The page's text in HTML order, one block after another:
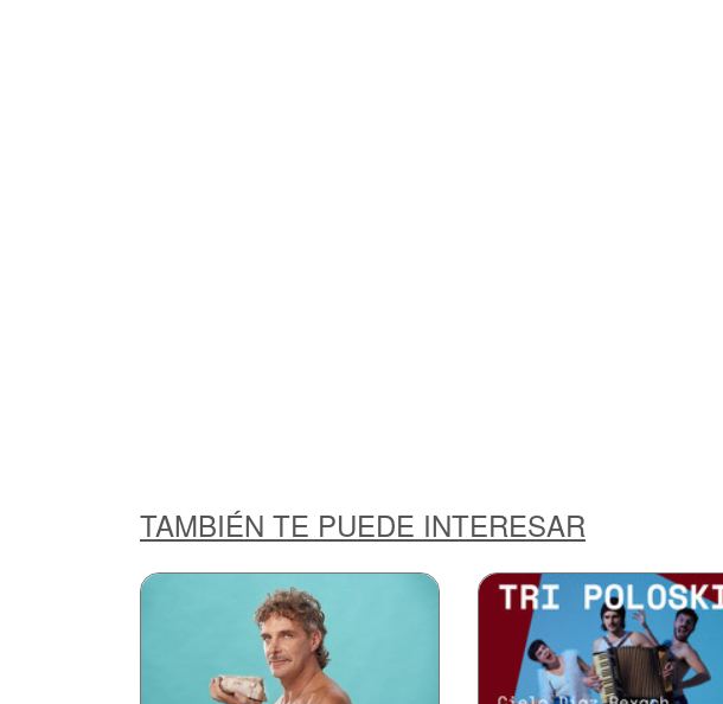
TAMBIÉN TE PUEDE INTERESAR